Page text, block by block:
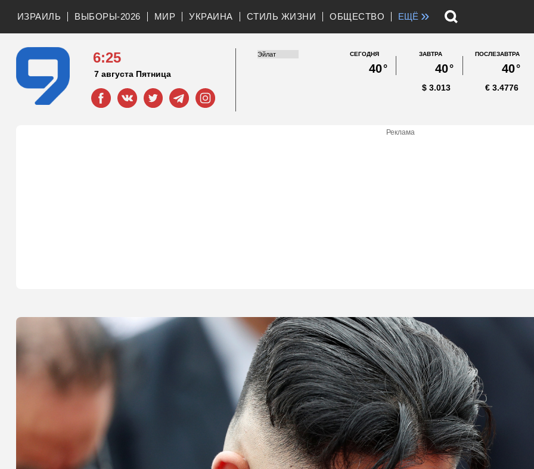
ИЗРАИЛЬ ВЫБОРЫ-2026 МИР УКРАИНА СТИЛЬ ЖИЗНИ ОБЩЕСТВО ЕЩЁ »
6:25
7 августа Пятница
СЕГОДНЯ
40°
ЗАВТРА
40°
ПОСЛЕЗАВТРА
40°
3.013
$ 3.4776
€
Реклама